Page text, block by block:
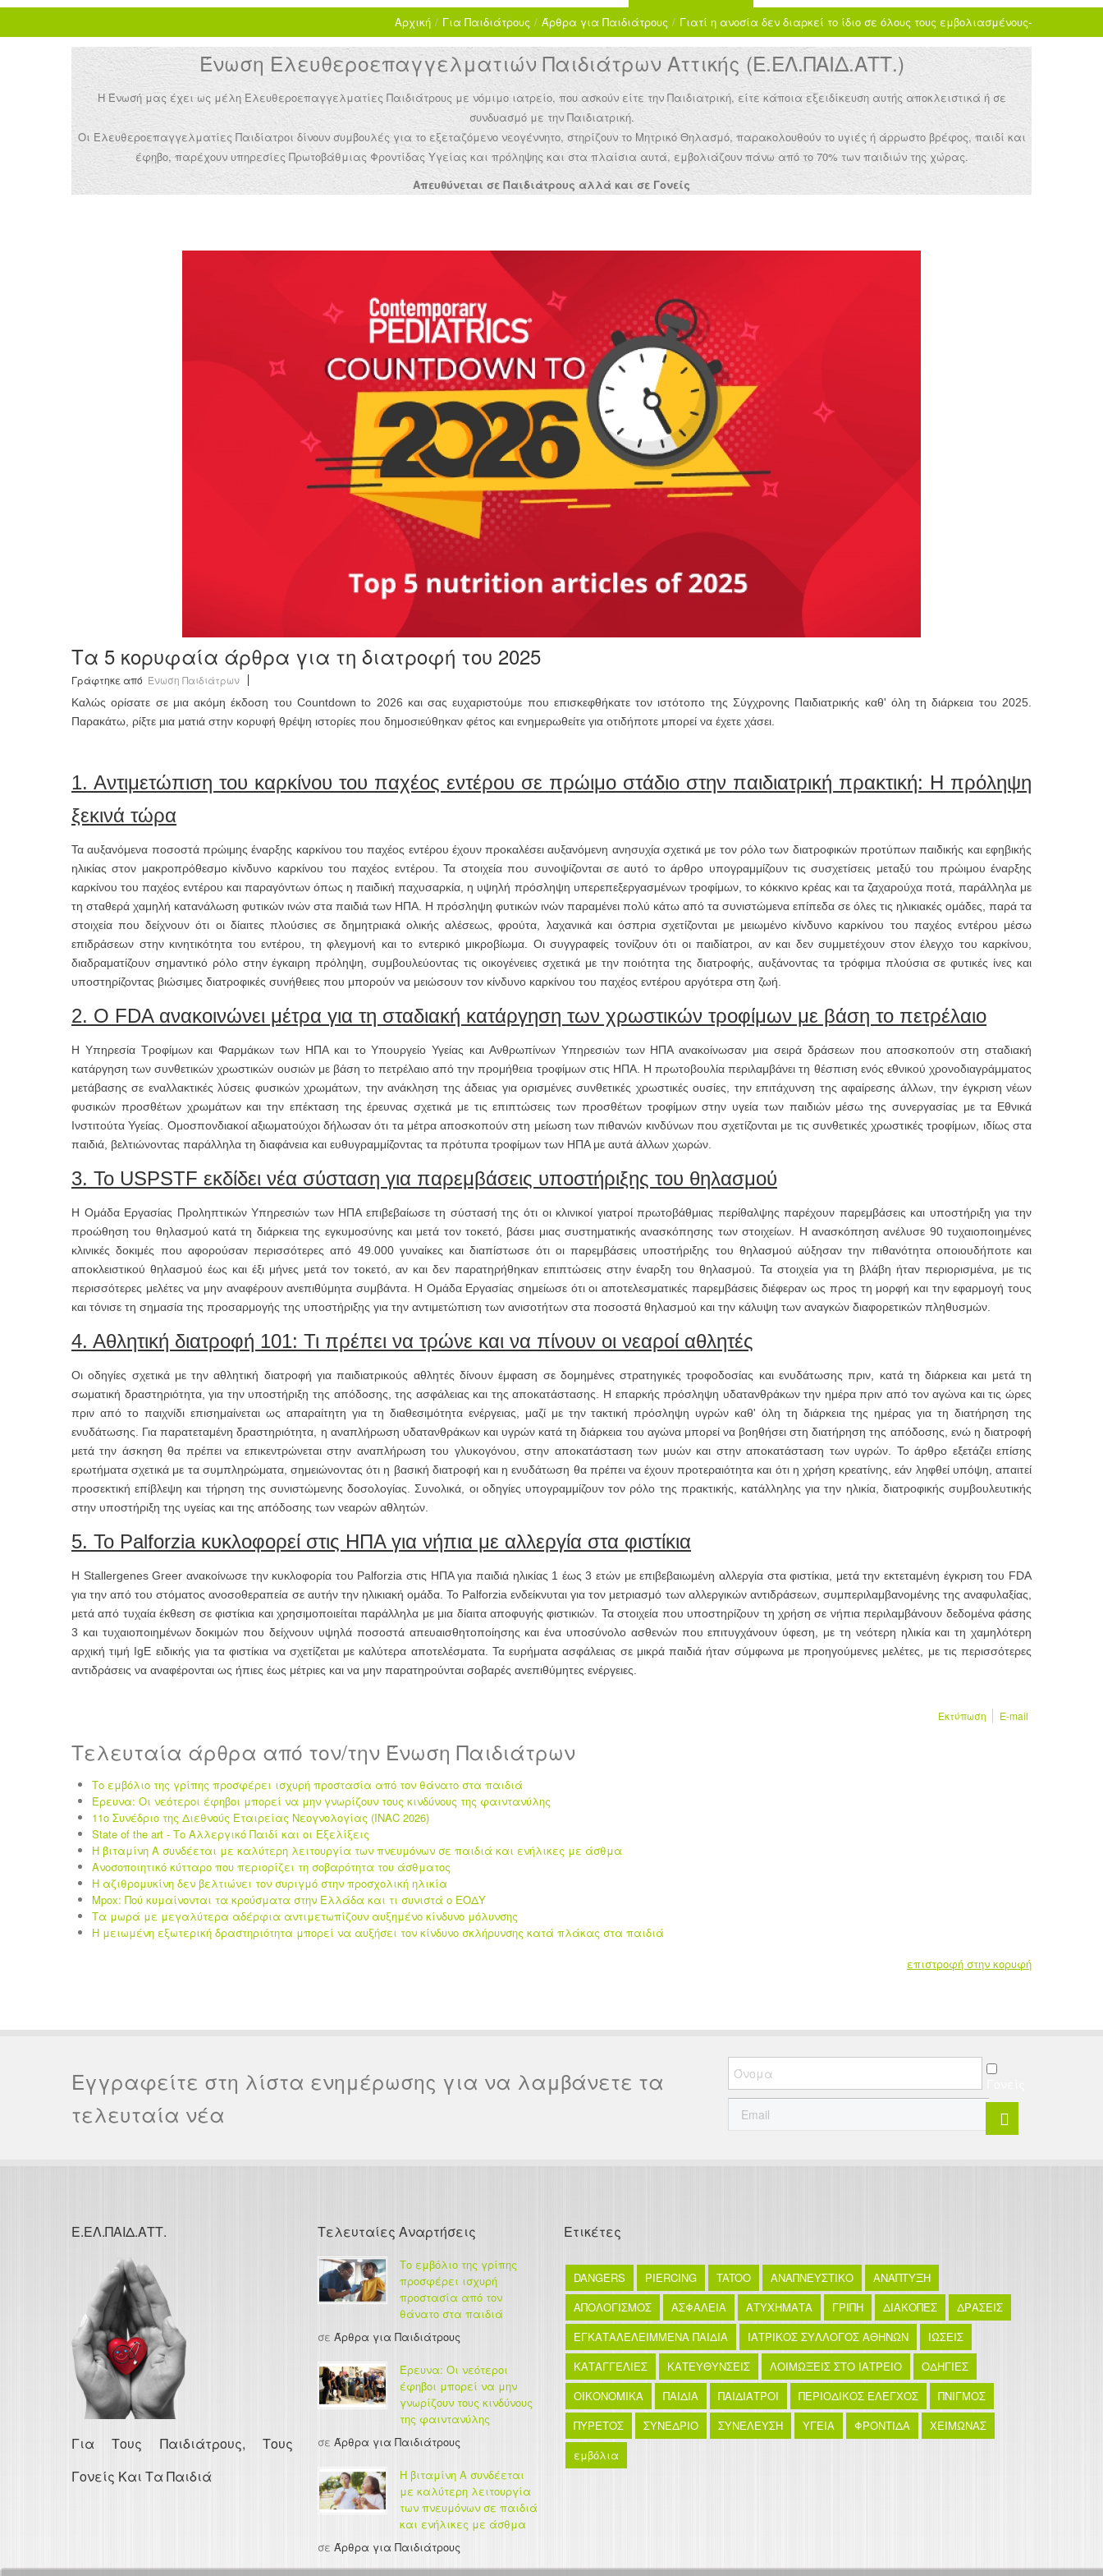
Αρχική / Για Παιδιάτρους / Άρθρα για Παιδιάτρους / Γιατί η ανοσία δεν διαρκεί το ίδιο σε όλους τους εμβολιασμένους-
Ένωση Ελευθεροεπαγγελματιών Παιδιάτρων Αττικής (Ε.ΕΛ.ΠΑΙΔ.ΑΤΤ.)
Η Ένωσή μας έχει ως μέλη Ελευθεροεπαγγελματίες Παιδιάτρους με νόμιμο ιατρείο, που ασκούν είτε την Παιδιατρική, είτε κάποια εξειδίκευση αυτής αποκλειστικά ή σε
συνδυασμό με την Παιδιατρική.
Οι Ελευθεροεπαγγελματίες Παιδίατροι δίνουν συμβουλές για το εξεταζόμενο νεογέννητο, στηρίζουν το Μητρικό Θηλασμό, παρακολουθούν το υγιές ή άρρωστο βρέφος, παιδί και
έφηβο, παρέχουν υπηρεσίες Πρωτοβάθμιας Φροντίδας Υγείας και πρόληψης και στα πλαίσια αυτά, εμβολιάζουν πάνω από το 70% των παιδιών της χώρας.
Απευθύνεται σε Παιδιάτρους αλλά και σε Γονείς
Τα 5 κορυφαία άρθρα για τη διατροφή του 2025
Γράφτηκε από Ένωση Παιδιάτρων
Καλώς ορίσατε σε μια ακόμη έκδοση του Countdown to 2026 και σας ευχαριστούμε που επισκεφθήκατε τον ιστότοπο της Σύγχρονης Παιδιατρικής καθ' όλη τη διάρκεια του 2025.
Παρακάτω, ρίξτε μια ματιά στην κορυφή θρέψη ιστορίες που δημοσιεύθηκαν φέτος και ενημερωθείτε για οτιδήποτε μπορεί να έχετε χάσει.
1. Αντιμετώπιση του καρκίνου του παχέος εντέρου σε πρώιμο στάδιο στην παιδιατρική πρακτική: Η πρόληψη
ξεκινά τώρα
Τα αυξανόμενα ποσοστά πρώιμης έναρξης καρκίνου του παχέος εντέρου έχουν προκαλέσει αυξανόμενη ανησυχία σχετικά με τον ρόλο των διατροφικών προτύπων παιδικής και εφηβικής
ηλικίας στον μακροπρόθεσμο κίνδυνο καρκίνου του παχέος εντέρου. Τα στοιχεία που συνοψίζονται σε αυτό το άρθρο υπογραμμίζουν τις συσχετίσεις μεταξύ του πρώιμου έναρξης
καρκίνου του παχέος εντέρου και παραγόντων όπως η παιδική παχυσαρκία, η υψηλή πρόσληψη υπερεπεξεργασμένων τροφίμων, το κόκκινο κρέας και τα ζαχαρούχα ποτά, παράλληλα με
τη σταθερά χαμηλή κατανάλωση φυτικών ινών στα παιδιά των ΗΠΑ. Η πρόσληψη φυτικών ινών παραμένει πολύ κάτω από τα συνιστώμενα επίπεδα σε όλες τις ηλικιακές ομάδες, παρά τα
στοιχεία που δείχνουν ότι οι δίαιτες πλούσιες σε δημητριακά ολικής αλέσεως, φρούτα, λαχανικά και όσπρια σχετίζονται με μειωμένο κίνδυνο καρκίνου του παχέος εντέρου μέσω
επιδράσεων στην κινητικότητα του εντέρου, τη φλεγμονή και το εντερικό μικροβίωμα. Οι συγγραφείς τονίζουν ότι οι παιδίατροι, αν και δεν συμμετέχουν στον έλεγχο του καρκίνου,
διαδραματίζουν σημαντικό ρόλο στην έγκαιρη πρόληψη, συμβουλεύοντας τις οικογένειες σχετικά με την ποιότητα της διατροφής, αυξάνοντας τα τρόφιμα πλούσια σε φυτικές ίνες και
υποστηρίζοντας βιώσιμες διατροφικές συνήθειες που μπορούν να μειώσουν τον κίνδυνο καρκίνου του παχέος εντέρου αργότερα στη ζωή.
2. Ο FDA ανακοινώνει μέτρα για τη σταδιακή κατάργηση των χρωστικών τροφίμων με βάση το πετρέλαιο
Η Υπηρεσία Τροφίμων και Φαρμάκων των ΗΠΑ και το Υπουργείο Υγείας και Ανθρωπίνων Υπηρεσιών των ΗΠΑ ανακοίνωσαν μια σειρά δράσεων που αποσκοπούν στη σταδιακή
κατάργηση των συνθετικών χρωστικών ουσιών με βάση το πετρέλαιο από την προμήθεια τροφίμων στις ΗΠΑ. Η πρωτοβουλία περιλαμβάνει τη θέσπιση ενός εθνικού χρονοδιαγράμματος
μετάβασης σε εναλλακτικές λύσεις φυσικών χρωμάτων, την ανάκληση της άδειας για ορισμένες συνθετικές χρωστικές ουσίες, την επιτάχυνση της αφαίρεσης άλλων, την έγκριση νέων
φυσικών προσθέτων χρωμάτων και την επέκταση της έρευνας σχετικά με τις επιπτώσεις των προσθέτων τροφίμων στην υγεία των παιδιών μέσω της συνεργασίας με τα Εθνικά
Ινστιτούτα Υγείας. Ομοσπονδιακοί αξιωματούχοι δήλωσαν ότι τα μέτρα αποσκοπούν στη μείωση των πιθανών κινδύνων που σχετίζονται με τις συνθετικές χρωστικές τροφίμων, ιδίως στα
παιδιά, βελτιώνοντας παράλληλα τη διαφάνεια και ευθυγραμμίζοντας τα πρότυπα τροφίμων των ΗΠΑ με αυτά άλλων χωρών.
3. Το USPSTF εκδίδει νέα σύσταση για παρεμβάσεις υποστήριξης του θηλασμού
Η Ομάδα Εργασίας Προληπτικών Υπηρεσιών των ΗΠΑ επιβεβαίωσε τη σύστασή της ότι οι κλινικοί γιατροί πρωτοβάθμιας περίθαλψης παρέχουν παρεμβάσεις και υποστήριξη για την
προώθηση του θηλασμού κατά τη διάρκεια της εγκυμοσύνης και μετά τον τοκετό, βάσει μιας συστηματικής ανασκόπησης των στοιχείων. Η ανασκόπηση ανέλυσε 90 τυχαιοποιημένες
κλινικές δοκιμές που αφορούσαν περισσότερες από 49.000 γυναίκες και διαπίστωσε ότι οι παρεμβάσεις υποστήριξης του θηλασμού αύξησαν την πιθανότητα οποιουδήποτε και
αποκλειστικού θηλασμού έως και έξι μήνες μετά τον τοκετό, αν και δεν παρατηρήθηκαν επιπτώσεις στην έναρξη του θηλασμού. Τα στοιχεία για τη βλάβη ήταν περιορισμένα, με τις
περισσότερες μελέτες να μην αναφέρουν ανεπιθύμητα συμβάντα. Η Ομάδα Εργασίας σημείωσε ότι οι αποτελεσματικές παρεμβάσεις διέφεραν ως προς τη μορφή και την εφαρμογή τους
και τόνισε τη σημασία της προσαρμογής της υποστήριξης για την αντιμετώπιση των ανισοτήτων στα ποσοστά θηλασμού και την κάλυψη των αναγκών διαφορετικών πληθυσμών.
4. Αθλητική διατροφή 101: Τι πρέπει να τρώνε και να πίνουν οι νεαροί αθλητές
Οι οδηγίες σχετικά με την αθλητική διατροφή για παιδιατρικούς αθλητές δίνουν έμφαση σε δομημένες στρατηγικές τροφοδοσίας και ενυδάτωσης πριν, κατά τη διάρκεια και μετά τη
σωματική δραστηριότητα, για την υποστήριξη της απόδοσης, της ασφάλειας και της αποκατάστασης. Η επαρκής πρόσληψη υδατανθράκων την ημέρα πριν από τον αγώνα και τις ώρες
πριν από το παιχνίδι επισημαίνεται ως απαραίτητη για τη διαθεσιμότητα ενέργειας, μαζί με την τακτική πρόσληψη υγρών καθ' όλη τη διάρκεια της ημέρας για τη διατήρηση της
ενυδάτωσης. Για παρατεταμένη δραστηριότητα, η αναπλήρωση υδατανθράκων και υγρών κατά τη διάρκεια του αγώνα μπορεί να βοηθήσει στη διατήρηση της απόδοσης, ενώ η διατροφή
μετά την άσκηση θα πρέπει να επικεντρώνεται στην αναπλήρωση του γλυκογόνου, στην αποκατάσταση των μυών και στην αποκατάσταση των υγρών. Το άρθρο εξετάζει επίσης
ερωτήματα σχετικά με τα συμπληρώματα, σημειώνοντας ότι η βασική διατροφή και η ενυδάτωση θα πρέπει να έχουν προτεραιότητα και ότι η χρήση κρεατίνης, εάν ληφθεί υπόψη, απαιτεί
προσεκτική επίβλεψη και τήρηση της συνιστώμενης δοσολογίας. Συνολικά, οι οδηγίες υπογραμμίζουν τον ρόλο της πρακτικής, κατάλληλης για την ηλικία, διατροφικής συμβουλευτικής
στην υποστήριξη της υγείας και της απόδοσης των νεαρών αθλητών.
5. Το Palforzia κυκλοφορεί στις ΗΠΑ για νήπια με αλλεργία στα φιστίκια
Η Stallergenes Greer ανακοίνωσε την κυκλοφορία του Palforzia στις ΗΠΑ για παιδιά ηλικίας 1 έως 3 ετών με επιβεβαιωμένη αλλεργία στα φιστίκια, μετά την εκτεταμένη έγκριση του FDA
για την από του στόματος ανοσοθεραπεία σε αυτήν την ηλικιακή ομάδα. Το Palforzia ενδείκνυται για τον μετριασμό των αλλεργικών αντιδράσεων, συμπεριλαμβανομένης της αναφυλαξίας,
μετά από τυχαία έκθεση σε φιστίκια και χρησιμοποιείται παράλληλα με μια δίαιτα αποφυγής φιστικιών. Τα στοιχεία που υποστηρίζουν τη χρήση σε νήπια περιλαμβάνουν δεδομένα φάσης
3 και τυχαιοποιημένων δοκιμών που δείχνουν υψηλά ποσοστά απευαισθητοποίησης και ένα υποσύνολο ασθενών που επιτυγχάνουν ύφεση, με τη νεότερη ηλικία και τη χαμηλότερη
αρχική τιμή IgE ειδικής για τα φιστίκια να σχετίζεται με καλύτερα αποτελέσματα. Τα ευρήματα ασφάλειας σε μικρά παιδιά ήταν σύμφωνα με προηγούμενες μελέτες, με τις περισσότερες
αντιδράσεις να αναφέρονται ως ήπιες έως μέτριες και να μην παρατηρούνται σοβαρές ανεπιθύμητες ενέργειες.
Εκτύπωση E-mail
Τελευταία άρθρα από τον/την Ένωση Παιδιάτρων
Το εμβόλιο της γρίπης προσφέρει ισχυρή προστασία από τον θάνατο στα παιδιά
Έρευνα: Οι νεότεροι έφηβοι μπορεί να μην γνωρίζουν τους κινδύνους της φαιντανύλης
11ο Συνέδριο της Διεθνούς Εταιρείας Νεογνολογίας (INAC 2026)
State of the art - Το Αλλεργικό Παιδί και οι Eξελίξεις
Η βιταμίνη Α συνδέεται με καλύτερη λειτουργία των πνευμόνων σε παιδιά και ενήλικες με άσθμα
Ανοσοποιητικό κύτταρο που περιορίζει τη σοβαρότητα του άσθματος
Η αζιθρομυκίνη δεν βελτιώνει τον συριγμό στην προσχολική ηλικία
Mpox: Πού κυμαίνονται τα κρούσματα στην Ελλάδα και τι συνιστά ο ΕΟΔΥ
Τα μωρά με μεγαλύτερα αδέρφια αντιμετωπίζουν αυξημένο κίνδυνο μόλυνσης
Η μειωμένη εξωτερική δραστηριότητα μπορεί να αυξήσει τον κίνδυνο σκλήρυνσης κατά πλάκας στα παιδιά
επιστροφή στην κορυφή
Εγγραφείτε στη λίστα ενημέρωσης για να λαμβάνετε τα
τελευταία νέα
Ε.ΕΛ.ΠΑΙΔ.ΑΤΤ.
Για Τους Παιδιάτρους, Τους
Γονείς Και Τα Παιδιά
Τελευταίες Αναρτήσεις
Το εμβόλιο της γρίπης
προσφέρει ισχυρή
προστασία από τον
θάνατο στα παιδιά
σε Άρθρα για Παιδιάτρους
Έρευνα: Οι νεότεροι
έφηβοι μπορεί να μην
γνωρίζουν τους κινδύνους
της φαιντανύλης
σε Άρθρα για Παιδιάτρους
Η βιταμίνη Α συνδέεται
με καλύτερη λειτουργία
των πνευμόνων σε παιδιά
και ενήλικες με άσθμα
σε Άρθρα για Παιδιάτρους
Ετικέτες
DANGERS PIERCING TATOO ΑΝΑΠΝΕΥΣΤΙΚΟ
ΑΝΑΠΤΥΞΗ
ΑΠΟΛΟΓΙΣΜΟΣ
ΑΣΦΑΛΕΙΑ ΑΤΥΧΗΜΑΤΑ ΓΡΙΠΗ ΔΙΑΚΟΠΕΣ
ΔΡΑΣΕΙΣ
ΕΓΚΑΤΑΛΕΛΕΙΜΜΕΝΑ ΠΑΙΔΙΑ
ΙΑΤΡΙΚΟΣ ΣΥΛΛΟΓΟΣ ΑΘΗΝΩΝ
ΙΩΣΕΙΣ
ΚΑΤΑΓΓΕΛΙΕΣ
ΚΑΤΕΥΘΥΝΣΕΙΣ ΛΟΙΜΩΞΕΙΣ ΣΤΟ ΙΑΤΡΕΙΟ
ΟΔΗΓΙΕΣ
ΟΙΚΟΝΟΜΙΚΑ
ΠΑΙΔΙΑ ΠΑΙΔΙΑΤΡΟΙ ΠΕΡΙΟΔΙΚΟΣ ΕΛΕΓΧΟΣ
ΠΝΙΓΜΟΣ
ΠΥΡΕΤΟΣ
ΣΥΝΕΔΡΙΟ ΣΥΝΕΛΕΥΣΗ ΥΓΕΙΑ ΦΡΟΝΤΙΔΑ
ΧΕΙΜΩΝΑΣ
εμβόλια